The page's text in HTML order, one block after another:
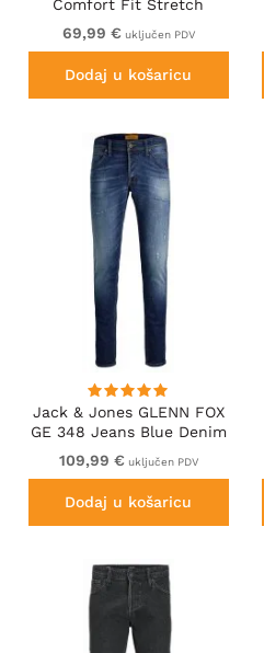
Comfort Fit Stretch
Jeans With Elasticated
Waist Black
69,99 € uključen PDV
Dodaj u košaricu
Jack & Jones GLENN FOX
GE 348 Jeans Blue Denim
109,99 € uključen PDV
Dodaj u košaricu